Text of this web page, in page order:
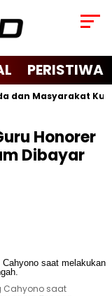
PERISTIWA
dan Masyarakat
Honorer
Dibayar
Cahyono saat